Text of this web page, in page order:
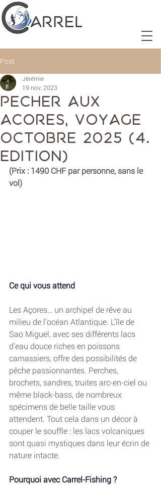
Post
Pecher aux
Acores, Voyage
octobre 2025 (4.
edition)
Jérémie
19 nov. 2023
(Prix : 1490 CHF par personne, sans le
vol)
Ce qui vous attend
Les Açores… un archipel de rêve au
milieu de l’océan Atlantique. L’île de
Sao Miguel, avec ses différents lacs
d’eau douce riches en poissons
carnassiers, offre des possibilités de
pêche passionnantes. Perches,
brochets, sandres, truites arc-en-ciel ou
même black-bass, de nombreux
spécimens de belle taille vous
attendent. Tout cela dans un décor à
couper le souffle : les lacs volcaniques
sont quasi mystiques dans leur écrin de
nature intacte.
Pourquoi avec Carrel-Fishing ?